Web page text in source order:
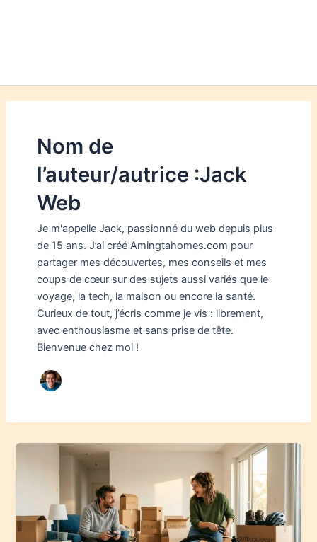
Nom de
l’auteur/autrice :Jack
Web
Je m'appelle Jack, passionné du web depuis plus
de 15 ans. J’ai créé Amingtahomes.com pour
partager mes découvertes, mes conseils et mes
coups de cœur sur des sujets aussi variés que le
voyage, la tech, la maison ou encore la santé.
Curieux de tout, j’écris comme je vis : librement,
avec enthousiasme et sans prise de tête.
Bienvenue chez moi !